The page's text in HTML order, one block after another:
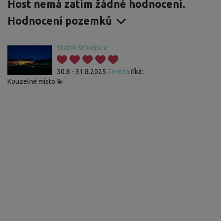
Host nemá zatím žádné hodnocení.
Hodnocení pozemků
Statek Střednice
30.8 - 31.8.2025 Tereza říká:
Kouzelné místo 💫